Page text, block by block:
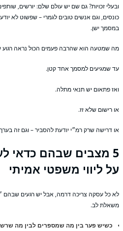
זכויות? גם שם יש עולם שלם: יורשים, שותפים,
וגם אנשים טובים לגמרי – שפשוט לא
ישן.
שמטעה הוא שהרבה פעמים הכול נראה רגוע על
שמגיעים למסמך אחד קטן.
פתאום יש תנאי מתלה.
רישום שלא זז.
דרישה שרק רמ״י יודעת להסביר – וגם זה בערך.
5 מצבים שבהם כדאי
ליווי משפטי אמיתי
כל עסקה צריכה דרמה, אבל יש רגעים שבהם
לב.
כשיש פער בין מה שמספרים לבין מה שרשום